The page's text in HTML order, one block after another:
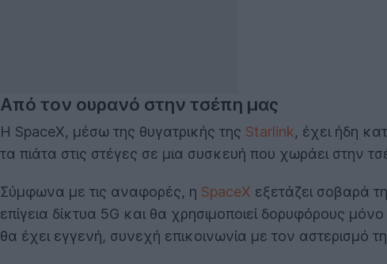
Από τον ουρανό στην τσέπη μας
Η SpaceX, μέσω της θυγατρικής της Starlink, έχει ήδη
τα πιάτα στις στέγες σε μια συσκευή που χωράει στην
Σύμφωνα με τις αναφορές, η SpaceX εξετάζει σοβαρά
επίγεια δίκτυα 5G και θα χρησιμοποιεί δορυφόρους
θα έχει εγγενή, συνεχή επικοινωνία με τον αστερισμό